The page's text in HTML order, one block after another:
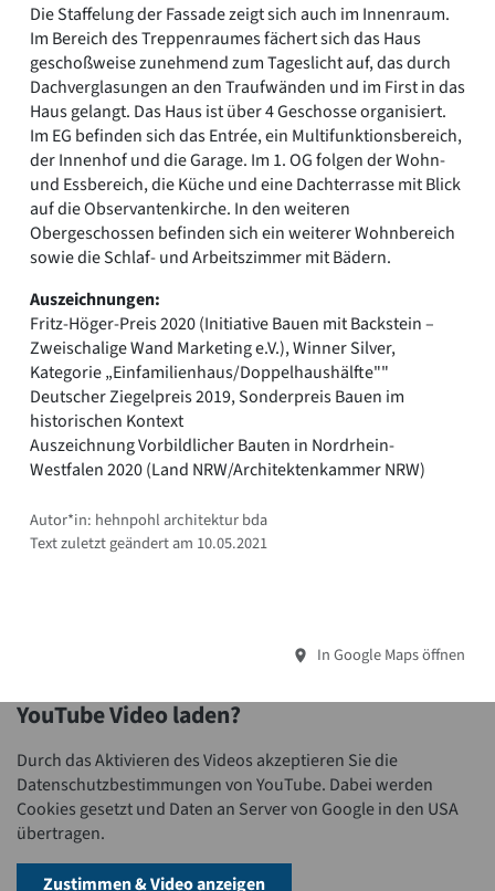
Die Staffelung der Fassade zeigt sich auch im Innenraum.
Im Bereich des Treppenraumes fächert sich das Haus
geschoßweise zunehmend zum Tageslicht auf, das durch
Dachverglasungen an den Traufwänden und im First in das
Haus gelangt. Das Haus ist über 4 Geschosse organisiert.
Im EG befinden sich das Entrée, ein Multifunktionsbereich,
der Innenhof und die Garage. Im 1. OG folgen der Wohn-
und Essbereich, die Küche und eine Dachterrasse mit Blick
auf die Observantenkirche. In den weiteren
Obergeschossen befinden sich ein weiterer Wohnbereich
sowie die Schlaf- und Arbeitszimmer mit Bädern.
Auszeichnungen:
Fritz-Höger-Preis 2020 (Initiative Bauen mit Backstein –
Zweischalige Wand Marketing e.V.), Winner Silver,
Kategorie „Einfamilienhaus/Doppelhaushälfte""
Deutscher Ziegelpreis 2019, Sonderpreis Bauen im
historischen Kontext
Auszeichnung Vorbildlicher Bauten in Nordrhein-
Westfalen 2020 (Land NRW/Architektenkammer NRW)
Autor*in: hehnpohl architektur bda
Text zuletzt geändert am 10.05.2021
In Google Maps öffnen
YouTube Video laden?
Durch das Aktivieren des Videos akzeptieren Sie die
Datenschutzbestimmungen von YouTube. Dabei werden
Cookies gesetzt und Daten an Server von Google in den USA
übertragen.
Zustimmen & Video anzeigen